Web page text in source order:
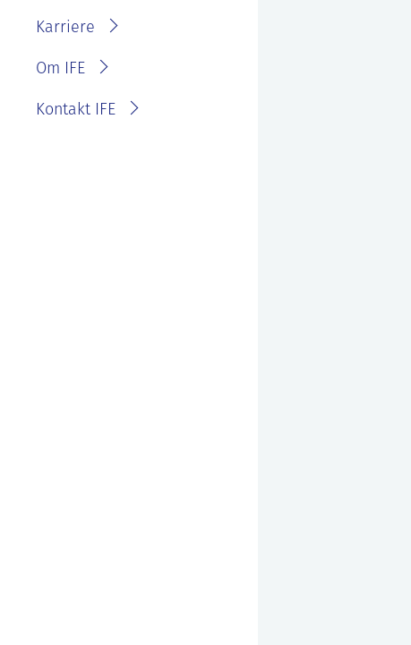
Karriere
Om IFE
Personvernerklæring for
Kontakt IFE
Fakturainformasjon
Varsling eller melde